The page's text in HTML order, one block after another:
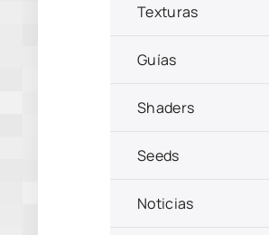
Texturas
Guías
Shaders
Seeds
Noticias